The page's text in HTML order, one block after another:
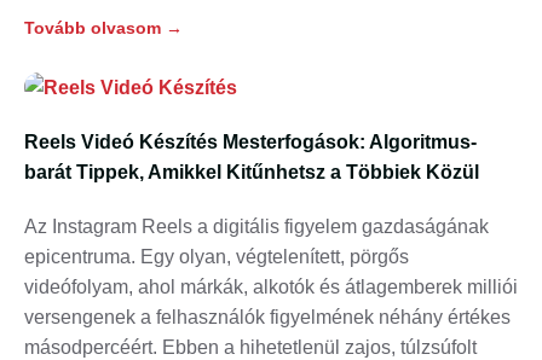
Tovább olvasom →
Reels Videó Készítés Mesterfogások: Algoritmus-
barát Tippek, Amikkel Kitűnhetsz a Többiek Közül
Az Instagram Reels a digitális figyelem gazdaságának
epicentruma. Egy olyan, végtelenített, pörgős
videófolyam, ahol márkák, alkotók és átlagemberek milliói
versengenek a felhasználók figyelmének néhány értékes
másodpercéért. Ebben a hihetetlenül zajos, túlzsúfolt